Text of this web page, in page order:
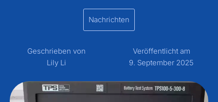
Nachrichten
Geschrieben von
Lily Li
Veröffentlicht am
9. September 2025